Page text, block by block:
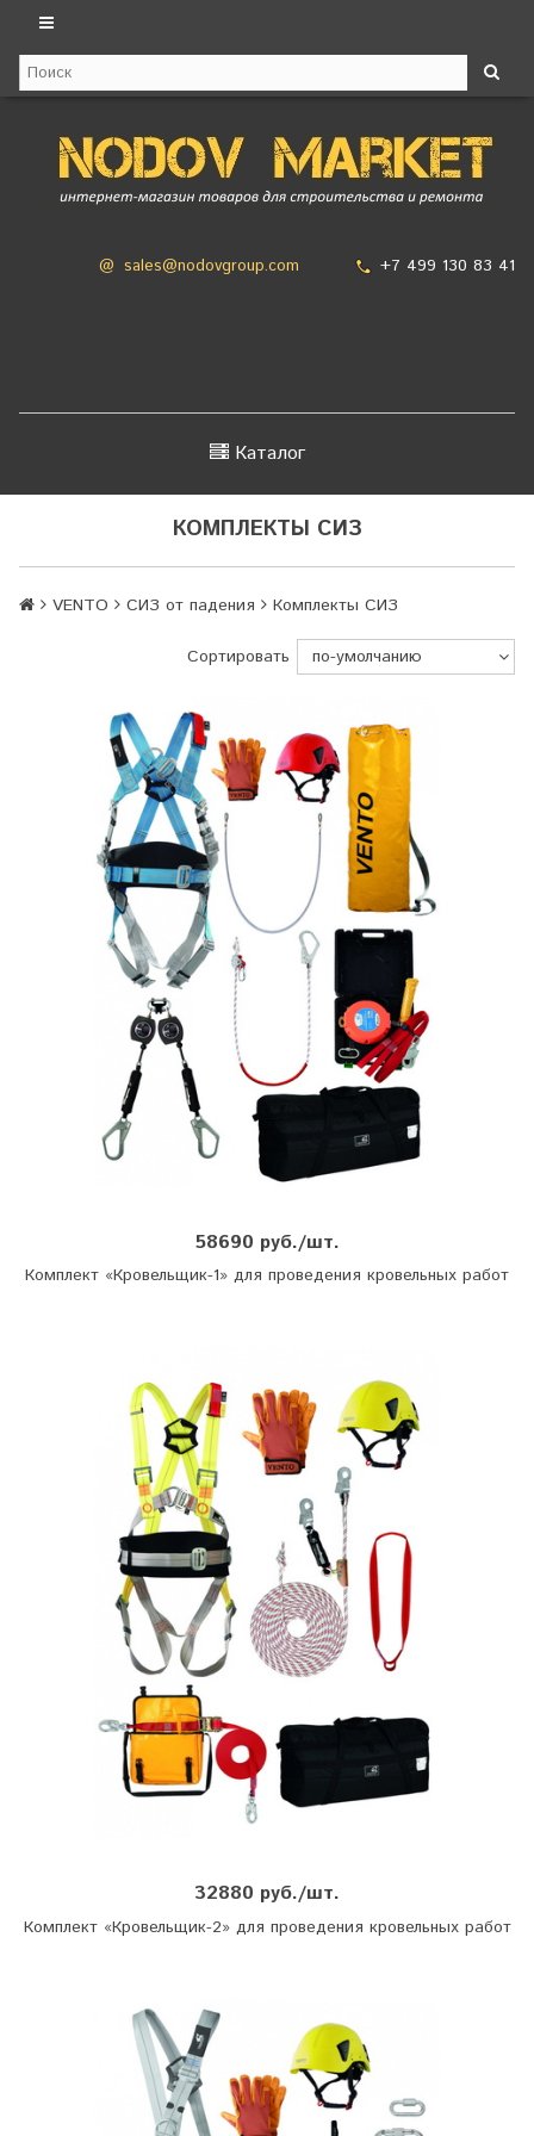
@ sales@nodovgroup.com +7 499 130 83 41
Каталог
КОМПЛЕКТЫ СИЗ
VENTO СИЗ от падения Комплекты СИЗ
Сортировать
58690 руб./шт.
Комплект «Кровельщик-1» для проведения кровельных работ
32880 руб./шт.
Комплект «Кровельщик-2» для проведения кровельных работ